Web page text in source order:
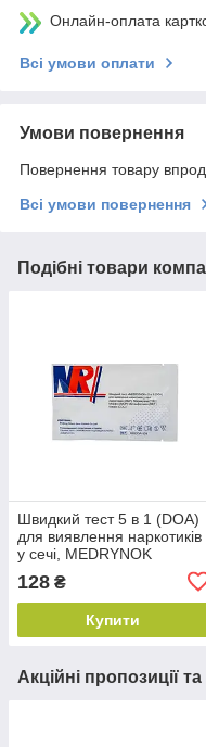
Онлайн-оплата
Всі умови оплати
Умови повернення
Повернення товару
Всі умови повернення
Подібні товари
Швидкий тест 5 в 1 (DOA)
для виявлення наркотиків
у сечі, MEDRYNOK
128 ₴
Купити
Акційні пропозиції